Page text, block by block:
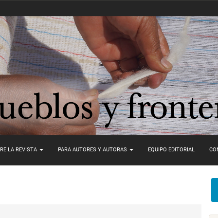
LA REVISTA PARA AUTORES Y AUTORAS EQUIPO EDITORIAL